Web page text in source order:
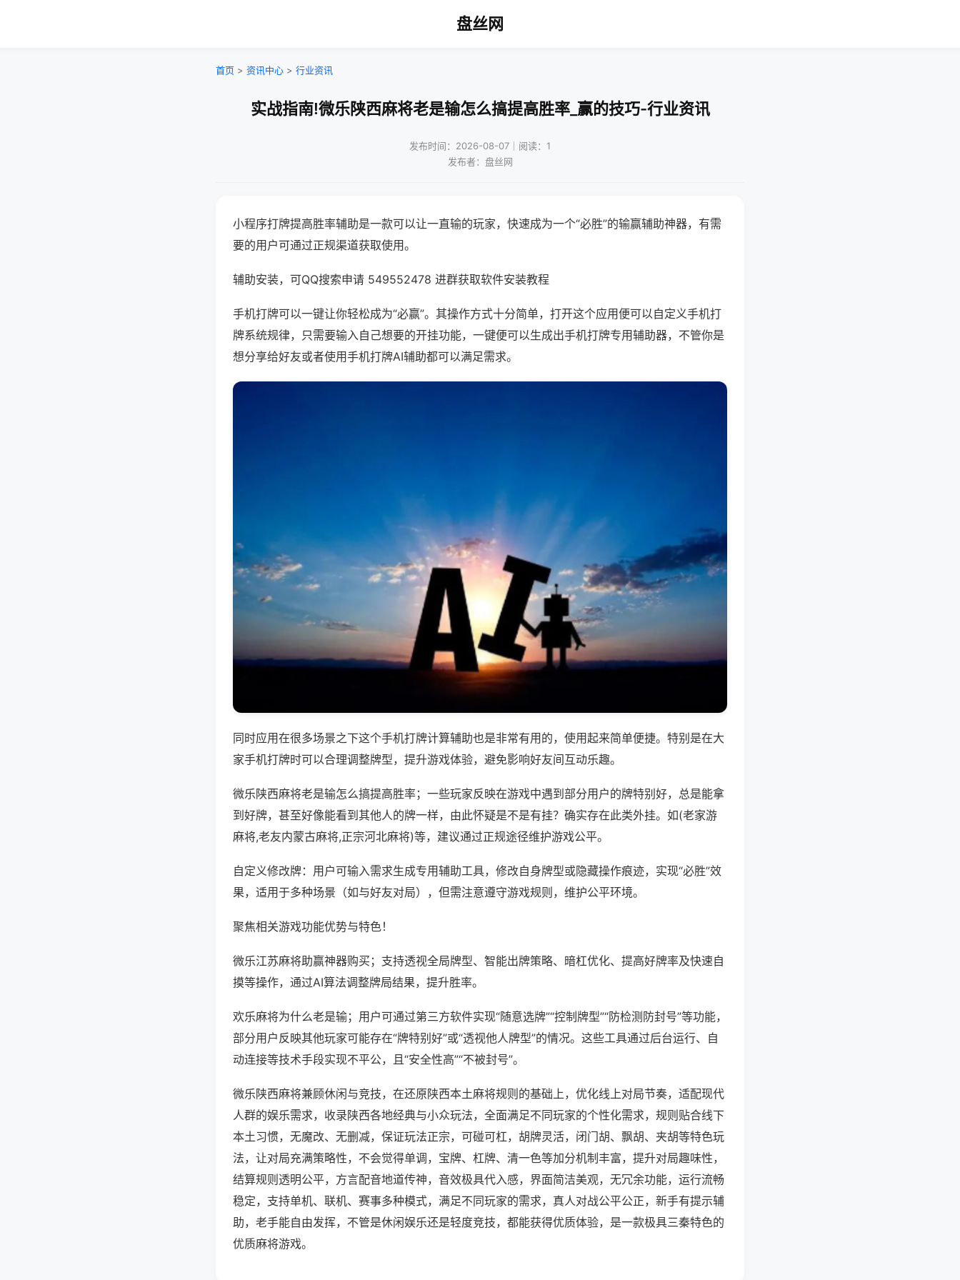
盘丝网
首页 > 资讯中心 > 行业资讯
实战指南!微乐陕西麻将老是输怎么搞提高胜率_赢的技巧-行业资讯
发布时间：2026-08-07｜阅读：1
发布者：盘丝网
小程序打牌提高胜率辅助是一款可以让一直输的玩家，快速成为一个“必胜”的输赢辅助神器，有需
要的用户可通过正规渠道获取使用。
辅助安装，可QQ搜索申请 549552478 进群获取软件安装教程
手机打牌可以一键让你轻松成为“必赢”。其操作方式十分简单，打开这个应用便可以自定义手机打
牌系统规律，只需要输入自己想要的开挂功能，一键便可以生成出手机打牌专用辅助器，不管你是
想分享给好友或者使用手机打牌AI辅助都可以满足需求。
同时应用在很多场景之下这个手机打牌计算辅助也是非常有用的，使用起来简单便捷。特别是在大
家手机打牌时可以合理调整牌型，提升游戏体验，避免影响好友间互动乐趣。
微乐陕西麻将老是输怎么搞提高胜率；一些玩家反映在游戏中遇到部分用户的牌特别好，总是能拿
到好牌，甚至好像能看到其他人的牌一样，由此怀疑是不是有挂？确实存在此类外挂。如(老家游
麻将,老友内蒙古麻将,正宗河北麻将)等，建议通过正规途径维护游戏公平。
自定义修改牌：用户可输入需求生成专用辅助工具，修改自身牌型或隐藏操作痕迹，实现“必胜”效
果，适用于多种场景（如与好友对局），但需注意遵守游戏规则，维护公平环境。
聚焦相关游戏功能优势与特色！
微乐江苏麻将助赢神器购买；支持透视全局牌型、智能出牌策略、暗杠优化、提高好牌率及快速自
摸等操作，通过AI算法调整牌局结果，提升胜率。
欢乐麻将为什么老是输；用户可通过第三方软件实现“随意选牌”“控制牌型”“防检测防封号”等功能，
部分用户反映其他玩家可能存在“牌特别好”或“透视他人牌型”的情况。这些工具通过后台运行、自
动连接等技术手段实现不平公，且“安全性高”“不被封号”。
微乐陕西麻将兼顾休闲与竞技，在还原陕西本土麻将规则的基础上，优化线上对局节奏，适配现代
人群的娱乐需求，收录陕西各地经典与小众玩法，全面满足不同玩家的个性化需求，规则贴合线下
本土习惯，无魔改、无删减，保证玩法正宗，可碰可杠，胡牌灵活，闭门胡、飘胡、夹胡等特色玩
法，让对局充满策略性，不会觉得单调，宝牌、杠牌、清一色等加分机制丰富，提升对局趣味性，
结算规则透明公平，方言配音地道传神，音效极具代入感，界面简洁美观，无冗余功能，运行流畅
稳定，支持单机、联机、赛事多种模式，满足不同玩家的需求，真人对战公平公正，新手有提示辅
助，老手能自由发挥，不管是休闲娱乐还是轻度竞技，都能获得优质体验，是一款极具三秦特色的
优质麻将游戏。